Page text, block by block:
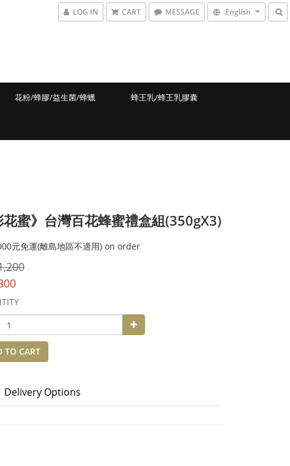
LOG IN CART MESSAGE English
花粉/蜂膠/益生菌/蜂蠟 蜂王乳/蜂王乳膠囊
花蜜》台灣百花蜂蜜禮盒組(350gX3)
元免運(離島地區不適用) on order
TO CART
Delivery Options